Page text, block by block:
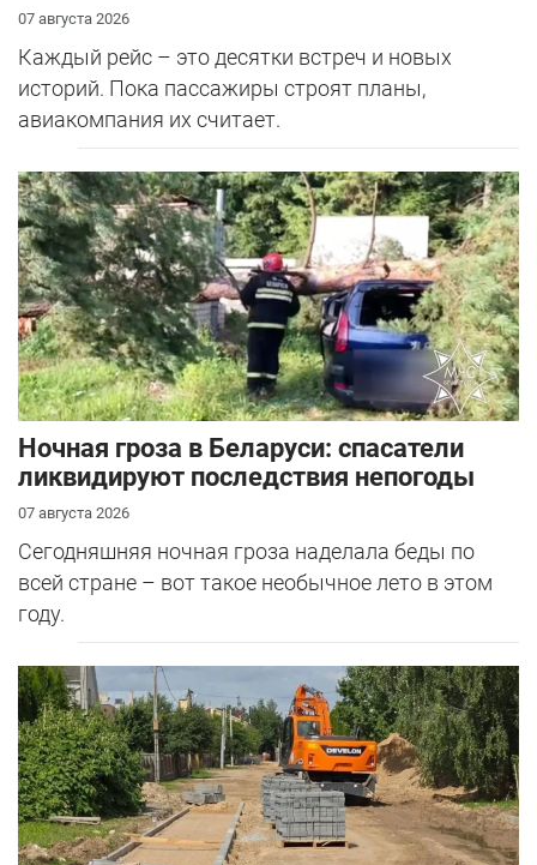
07 августа 2026
Каждый рейс – это десятки встреч и новых
историй. Пока пассажиры строят планы,
авиакомпания их считает.
Ночная гроза в Беларуси: спасатели
ликвидируют последствия непогоды
07 августа 2026
Сегодняшняя ночная гроза наделала беды по
всей стране – вот такое необычное лето в этом
году.